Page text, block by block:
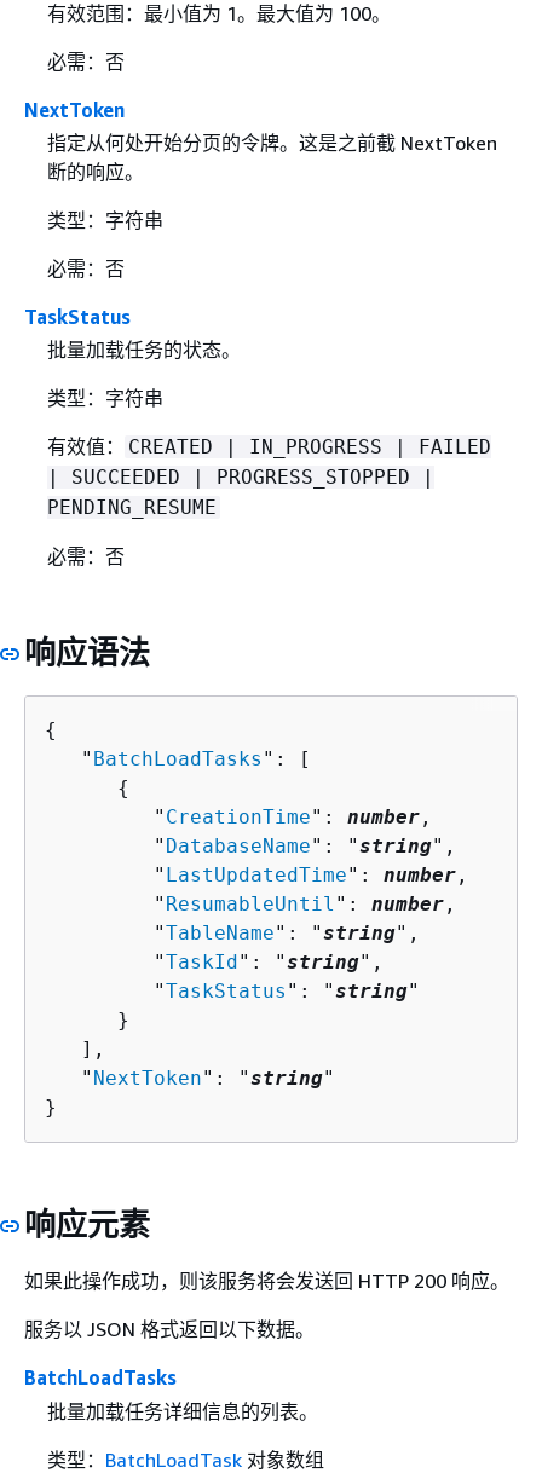
有效范围：最小值为 1。最大值为 100。
必需：否
NextToken
指定从何处开始分页的令牌。这是之前截 NextToken
断的响应。
类型：字符串
必需：否
TaskStatus
批量加载任务的状态。
类型：字符串
有效值：
CREATED | IN_PROGRESS | FAILED
| SUCCEEDED | PROGRESS_STOPPED |
PENDING_RESUME
必需：否
响应语法
{
   "
BatchLoadTasks ": [
{
         "
CreationTime": number ,
         "
DatabaseName": "string",
         "
LastUpdatedTime": number ,
         "
ResumableUntil ": number ,
         "
TableName": "string",
         "
TaskId": "string",
         "
TaskStatus ": "string"
      }
   ],
   "
NextToken": "string"
}
响应元素
如果此操作成功，则该服务将会发送回 HTTP 200 响应。
服务以 JSON 格式返回以下数据。
BatchLoadTasks
批量加载任务详细信息的列表。
类型： BatchLoadTask对象数组